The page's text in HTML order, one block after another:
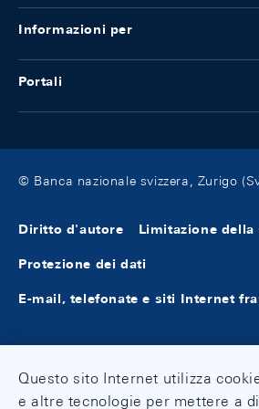
Informazioni per
Portali
© Banca nazionale svizzera, Zurigo
Diritto d'autore Limitazione
Protezione dei dati
E-mail, telefonate e siti Internet
Questo sito Internet utilizza
e altre tecnologie per mettere a